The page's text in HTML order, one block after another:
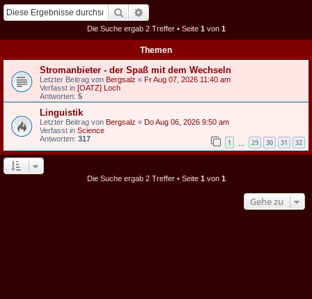
Suche
Die Suche ergab 2 Treffer • Seite 1von 1
Themen
Stromanbieter - der Spaß mit dem Wechseln
Letzter Beitrag von Bergsalz « Fr Aug 07, 2026 11:40 am
Verfasst in [OATZ] Loch
Antworten: 5
Linguistik
Letzter Beitrag von Bergsalz « Do Aug 06, 2026 9:50 am
Verfasst in Science
Antworten: 317 1 29 30 31 32
Die Suche ergab 2 Treffer • Seite 1von 1
Gehe zu